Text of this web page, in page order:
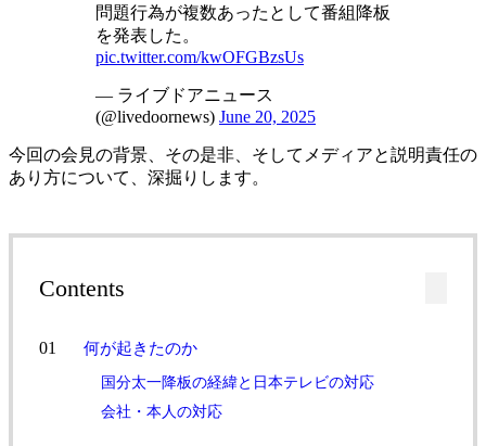
問題行為が複数あったとして番組降板
を発表した。
pic.twitter.com/kwOFGBzsUs
— ライブドアニュース
(@livedoornews) June 20, 2025
今回の会見の背景、その是非、そしてメディアと説明責任の
あり方について、深掘りします。
Contents
何が起きたのか
国分太一降板の経緯と日本テレビの対応
会社・本人の対応